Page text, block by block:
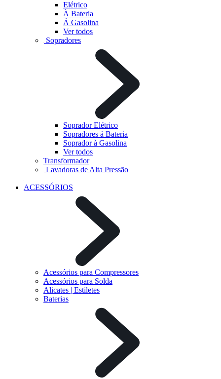
Elétrico
À Bateria
Á Gasolina
Ver todos
Sopradores
Soprador Elétrico
Sopradores á Bateria
Soprador à Gasolina
Ver todos
Transformador
Lavadoras de Alta Pressão
ACESSÓRIOS
Acessórios para Compressores
Acessórios para Solda
Alicates | Estiletes
Baterias